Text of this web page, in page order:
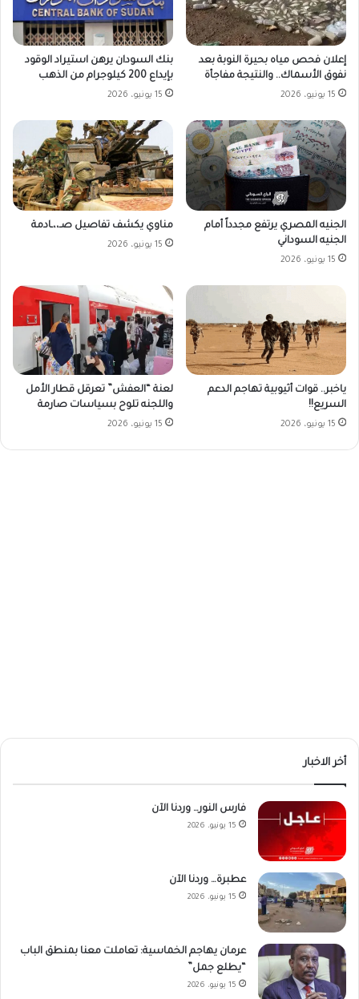
إعلان فحص مياه بحيرة النوبة بعد
نفوق الأسماك.. والنتيجة مفاجأة
15 يونيو، 2026
بنك السودان يرهن استيراد الوقود
بإيداع 200 كيلوجرام من الذهب
15 يونيو، 2026
الجنيه المصري يرتفع مجدداً أمام
الجنيه السوداني
15 يونيو، 2026
مناوي يكشف تفاصيل صـ،،ـادمة
15 يونيو، 2026
ياخبر.. قوات أثيوبية تهاجم الدعم
السريع!!
15 يونيو، 2026
لعنة “العفش” تعرقل قطار الأمل
واللجنه تلوح بسياسات صارمة
15 يونيو، 2026
أخر الاخبار
فارس النور… وردنا الآن
15 يونيو، 2026
عطبرة… وردنا الآن
15 يونيو، 2026
عرمان يهاجم الخماسية: تعاملت معنا بمنطق الباب
“يطلع جمل”
15 يونيو، 2026